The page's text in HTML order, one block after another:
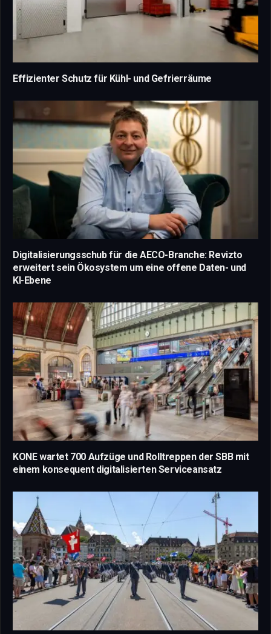
Effizienter Schutz für Kühl- und Gefrierräume
Digitalisierungsschub für die AECO-Branche: Revizto
erweitert sein Ökosystem um eine offene Daten- und
KI-Ebene
KONE wartet 700 Aufzüge und Rolltreppen der SBB mit
einem konsequent digitalisierten Serviceansatz